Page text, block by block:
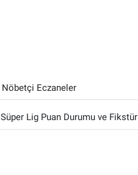
Nöbetçi Eczaneler
Süper Lig Puan Durumu ve Fikstür